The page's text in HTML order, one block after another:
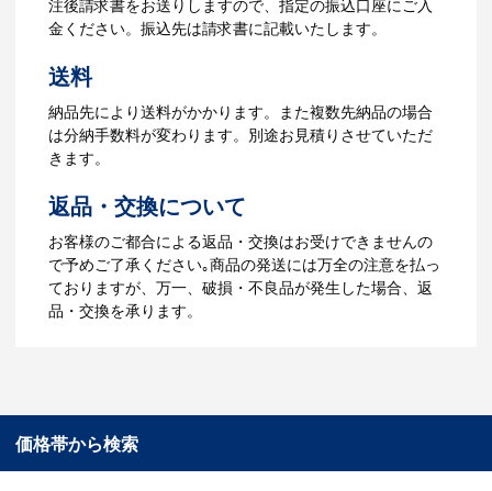
ータでご確認いただきます。
4.納品
【名入れをする場合】データのご入稿後
３週間程度で納品となります。
【名入れなしの場合】在庫がある場合、3
～5営業日程度で納品となります。
ご利用ガイドをもっとみる
注後請求書をお送りしますので、指定の振込口座にご入
金ください。振込先は請求書に記載いたします。
送料
納品先により送料がかかります。また複数先納品の場合
は分納手数料が変わります。別途お見積りさせていただ
きます。
返品・交換について
お客様のご都合による返品・交換はお受けできませんの
で予めご了承ください｡商品の発送には万全の注意を払っ
ておりますが、万一、破損・不良品が発生した場合、返
品・交換を承ります。
価格帯から検索